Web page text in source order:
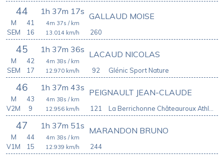
44 1h 37m 17s
260
GALLAUD MOISE
4m 37s / km
13.014 km/h
M
41
SEM
16
45 1h 37m 36s
92
LACAUD NICOLAS
4m 38s / km
12.970 km/h
M
42
SEM
17 Glénic Sport Nature
46 1h 37m 43s
121
PEIGNAULT JEAN-CLAUDE
4m 38s / km
12.956 km/h
M
43
V2M
9
47 1h 37m 51s
244
MARANDON BRUNO
4m 38s / km
12.939 km/h
M
44
V1M
15